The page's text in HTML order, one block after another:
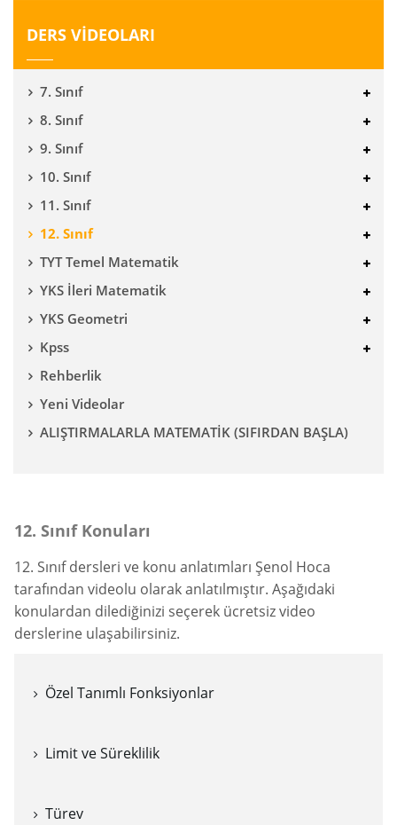
DERS VİDEOLARI
7. Sınıf
8. Sınıf
9. Sınıf
10. Sınıf
11. Sınıf
12. Sınıf
TYT Temel Matematik
YKS İleri Matematik
YKS Geometri
Kpss
Rehberlik
Yeni Videolar
ALIŞTIRMALARLA MATEMATİK (SIFIRDAN BAŞLA)
12. Sınıf Konuları
12. Sınıf dersleri ve konu anlatımları Şenol Hoca
tarafından videolu olarak anlatılmıştır. Aşağıdaki
konulardan dilediğinizi seçerek ücretsiz video
derslerine ulaşabilirsiniz.
Özel Tanımlı Fonksiyonlar
Limit ve Süreklilik
Türev